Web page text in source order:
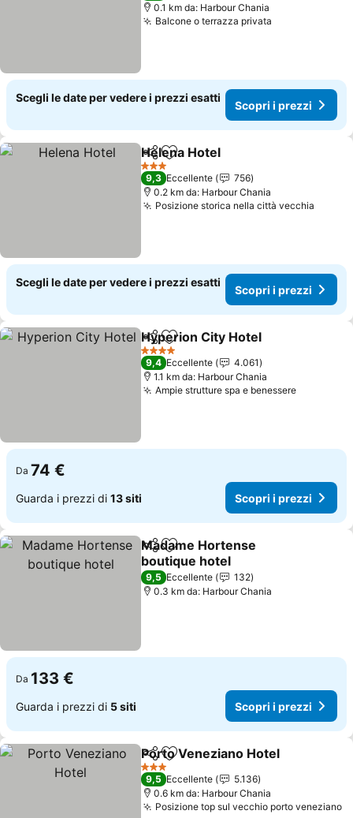
0.1 km da: Harbour Chania
Balcone o terrazza privata
Scegli le date per vedere i prezzi esatti
Scopri i prezzi
CondividiAggiungi ai preferiti
Helena Hotel
3 Stelle
9,3 Eccellente
756
0.2 km da: Harbour Chania
Posizione storica nella città vecchia
Scegli le date per vedere i prezzi esatti
Scopri i prezzi
CondividiAggiungi ai preferiti
Hyperion City Hotel
4 Stelle
9,4 Eccellente
4.061
1.1 km da: Harbour Chania
Ampie strutture spa e benessereScopri i
Da 74 €
Guarda i prezzi di 13 siti Scopri i prezzi
CondividiAggiungi ai preferiti
Madame Hortense
boutique hotel
Scopri i prezzi
9,5 Eccellente
132
0.3 km da: Harbour Chania
Da 133 €
Guarda i prezzi di 5 siti Scopri i prezzi
CondividiAggiungi ai preferiti
Porto Veneziano Hotel
3 Stelle
9,5 Eccellente
5.136
0.6 km da: Harbour Chania
Posizione top sul vecchio porto veneziano